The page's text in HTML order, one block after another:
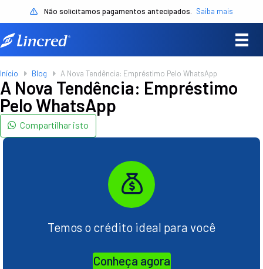
Não solicitamos pagamentos antecipados. Saiba mais
Início Blog A Nova Tendência: Empréstimo Pelo WhatsApp
A Nova Tendência: Empréstimo
Pelo WhatsApp
Compartilhar isto
Temos o crédito ideal para você
Conheça agora